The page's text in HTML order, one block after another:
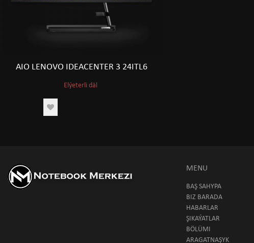
AIO LENOVO IDEACENTER 3 24ITL6
Elýeterli däl
MENU
BAŞ SAHYPA
BIZ BARADA
HABARLAR
ŞIKAÝATLAR
BÖLÜMI
ARAGATNAŞYK